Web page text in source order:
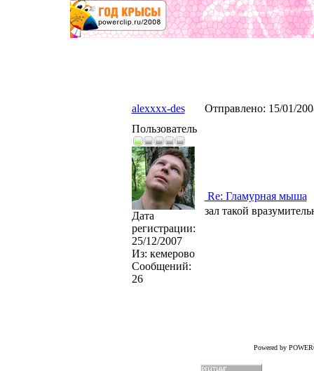
alexxxx-des Отправлено: 15/01/
Пользователь
Дата
регистрации:
25/12/2007
Из: кемерово
Сообщений:
26
Re: Гламурная мыша
зал такой
Powered by